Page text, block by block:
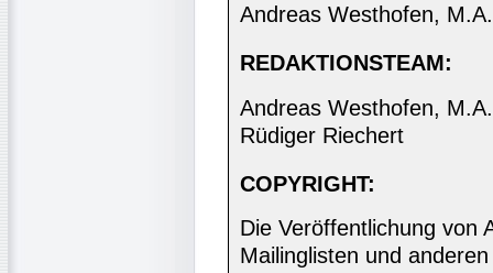
Andreas Westhofen, M.A.
REDAKTIONSTEAM:
Andreas Westhofen,
Rüdiger Riechert
COPYRIGHT:
Die Veröffentlichung von
Mailinglisten und